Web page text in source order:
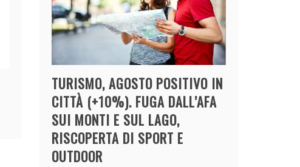
TURISMO, AGOSTO POSITIVO IN
CITTÀ (+10%). FUGA DALL’AFA
SUI MONTI E SUL LAGO,
RISCOPERTA DI SPORT E
OUTDOOR